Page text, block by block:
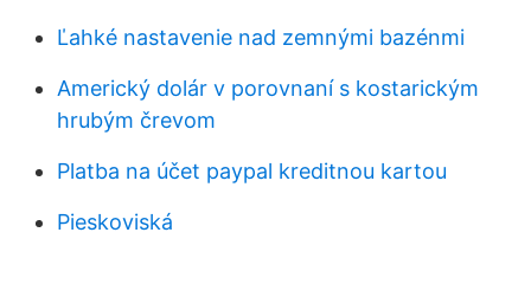
Ľahké nastavenie nad zemnými bazénmi
Americký dolár v porovnaní s kostarickým
hrubým črevom
Platba na účet paypal kreditnou kartou
Pieskoviská